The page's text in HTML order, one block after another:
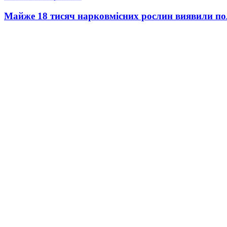
Майже 18 тисяч нарковмісних рослин виявили